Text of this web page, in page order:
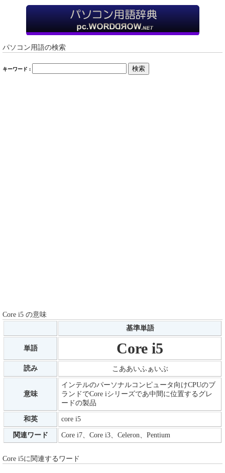
パソコン用語の検索
キーワード : 検索
Core i5 の意味
基準単語
単語 Core i5
読み こああいふぁいぶ
意味
インテルのパーソナルコンピュータ向けCPUのブ
ランドでCore iシリーズであ中間に位置するグレ
ードの製品
和英 core i5
関連ワード Core i7、Core i3、Celeron、Pentium
Core i5に関連するワード